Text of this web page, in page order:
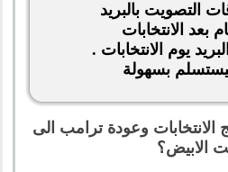
التصويت بالبريد
يوم الانتخابات .
بسهولة
الانتخابات وعودة ترامب الى
الابيض؟